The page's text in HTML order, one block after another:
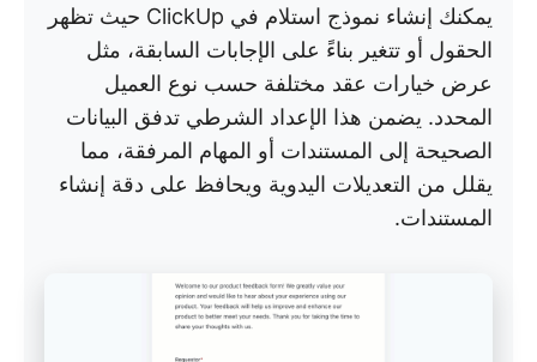
يمكنك إنشاء نموذج استلام في ClickUp حيث تظهر
الحقول أو تتغير بناءً على الإجابات السابقة، مثل
عرض خيارات عقد مختلفة حسب نوع العميل
المحدد. يضمن هذا الإعداد الشرطي تدفق البيانات
الصحيحة إلى المستندات أو المهام المرفقة، مما
يقلل من التعديلات اليدوية ويحافظ على دقة إنشاء
المستندات.